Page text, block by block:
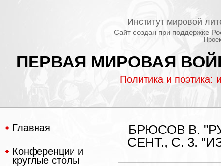
Институт мировой
Сайт создан при поддержке
ПЕРВАЯ МИРОВАЯ
Политика и поэтика:
Главная
Конференции и
круглые столы
БРЮСОВ В.
СЕНТ., С. 3.